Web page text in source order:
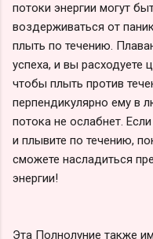
потоки энергии могут
воздерживаться от
плыть по течению.
успеха, и вы расходуете
чтобы плыть против
перпендикулярно ему в
потока не ослабнет.
и плывите по течению,
сможете насладиться
энергии!
Эта Полнолуние также